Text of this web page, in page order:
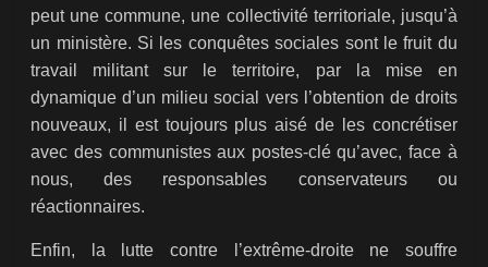
peut une commune, une collectivité territoriale, jusqu’à
un ministère. Si les conquêtes sociales sont le fruit du
travail militant sur le territoire, par la mise en
dynamique d’un milieu social vers l’obtention de droits
nouveaux, il est toujours plus aisé de les concrétiser
avec des communistes aux postes-clé qu’avec, face à
nous, des responsables conservateurs ou
réactionnaires.
Enfin, la lutte contre l’extrême-droite ne souffre